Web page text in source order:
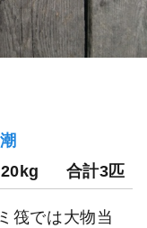
合計3匹
筏では大物当